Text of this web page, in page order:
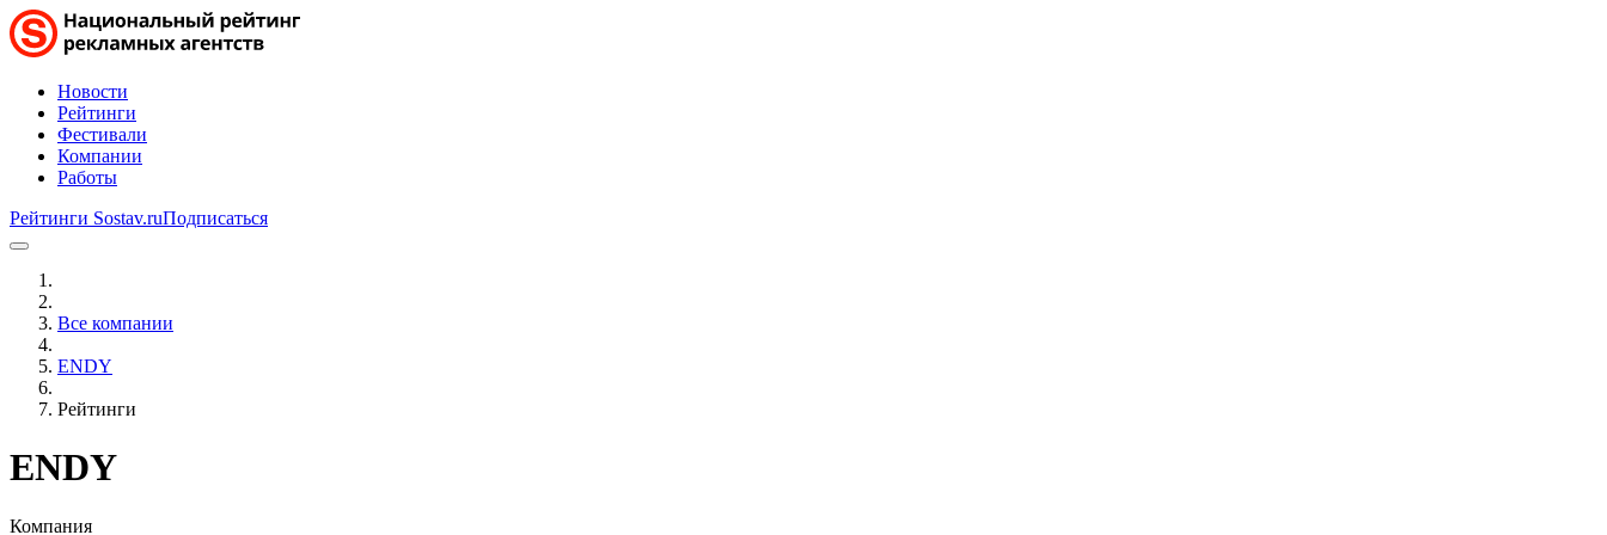
Новости
Рейтинги
Фестивали
Компании
Работы
Рейтинги Sostav.ruПодписаться
Все компании
ENDY
Рейтинги
ENDY
Компания